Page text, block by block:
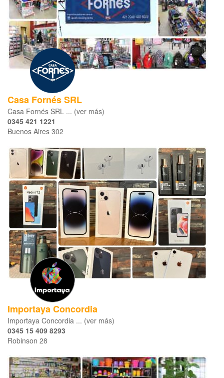
Casa Fornés SRL
Casa Fornés SRL ... (ver más)
0345 421 1221
Buenos Aires 302
Importaya Concordia
Importaya Concordia ... (ver más)
0345 15 409 8293
Robinson 28